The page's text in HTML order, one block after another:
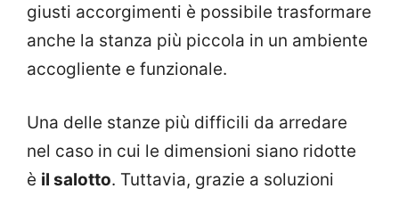
giusti accorgimenti è possibile trasformare
anche la stanza più piccola in un ambiente
accogliente e funzionale.
Una delle stanze più difficili da arredare
nel caso in cui le dimensioni siano ridotte
è il salotto. Tuttavia, grazie a soluzioni